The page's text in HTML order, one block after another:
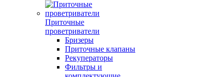
Приточные
проветриватели
Бризеры
Приточные клапаны
Рекуператоры
Фильтры и